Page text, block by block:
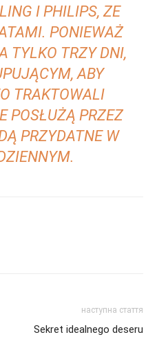
I PHILIPS, ZE
PONIEWAŻ
TYLKO TRZY DNI,
ABY
TRAKTOWALI
POSŁUŻĄ PRZEZ
PRZYDATNE W
наступна стаття
Sekret idealnego deseru